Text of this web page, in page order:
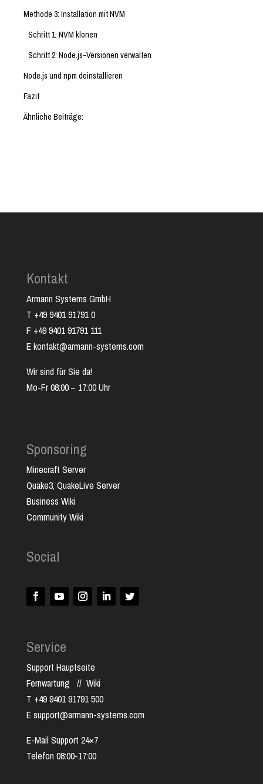
Methode 3: Installation mit NVM
Schritt 1: NVM klonen
Schritt 2: Node.js-Versionen verwalten
Node.js und npm deinstallieren
Fazit
Ähnliche Beiträge:
Kontakt
Armann Systems GmbH
T +49 9401 91791 0
F +49 9401 91791 111
E kontakt@armann-systems.com
Wir sind für Sie da!
Mo-Fr 08:00 – 17:00 Uhr
Sponsoring
Minecraft Server
Quake3, QuakeLive Server
Business Wiki
Community Wiki
Social
Service
Support Hauptseite
Fernwartung // Wiki
T +49 9401 91791 500
E support@armann-systems.com
E-Mail Support 24×7
Telefon 08:00-17:00